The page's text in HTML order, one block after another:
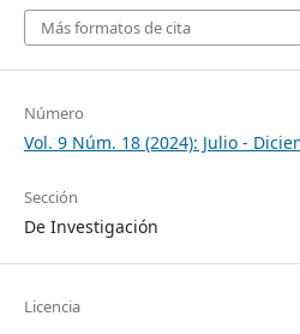
Más formatos de cita
Número
Vol. 9 Núm. 18 (2024): Julio -
Sección
De Investigación
Licencia